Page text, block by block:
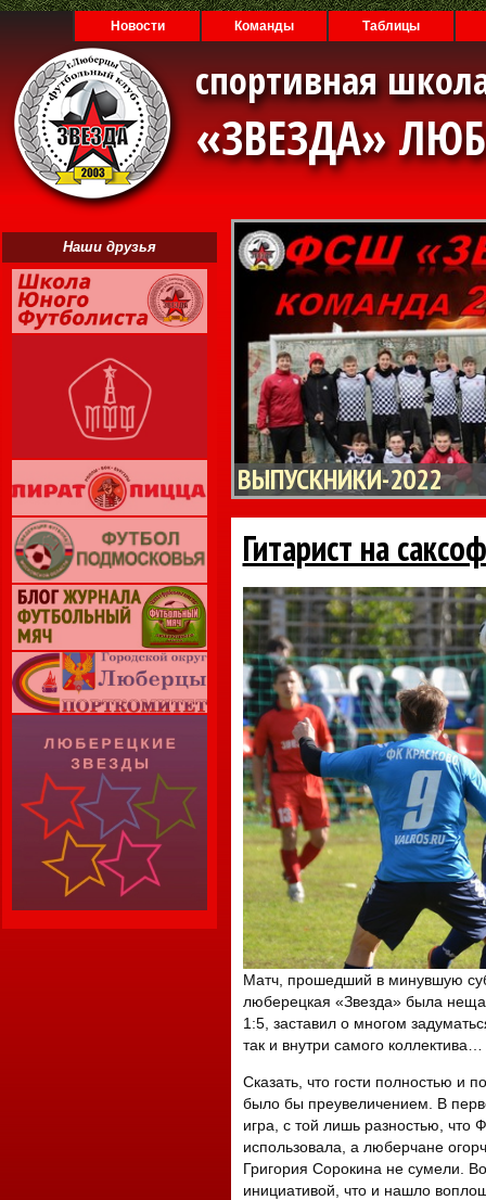
Новости Команды Таблицы
спортивная
«ЗВЕЗДА»
Наши друзья
ВЫПУСКНИКИ-2022
Гитарист на
Матч, прошедший в минувшую
люберецкая «Звезда» была
1:5, заставил о многом
так и внутри самого коллектива…
Сказать, что гости полностью и
было бы преувеличением. В
игра, с той лишь разностью, что
использовала, а люберчане
Григория Сорокина не сумели.
инициативой, что и нашло